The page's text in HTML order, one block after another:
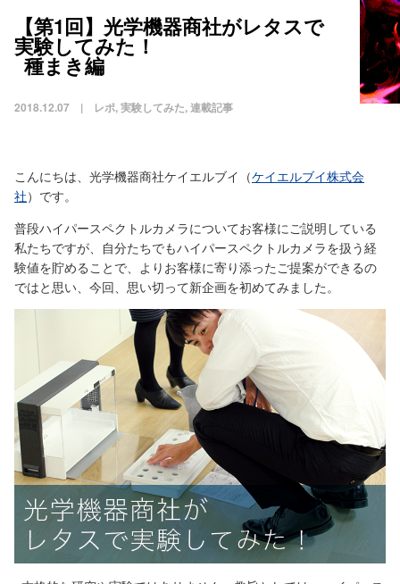
【第1回】光学機器商社がレタスで
実験してみた！
種まき編
2018.12.07 | レポ, 実験してみた, 連載記事
こんにちは、光学機器商社ケイエルブイ（ケイエルブイ株式会
社）です。
普段ハイパースペクトルカメラについてお客様にご説明している
私たちですが、自分たちでもハイパースペクトルカメラを扱う経
験値を貯めることで、よりお客様に寄り添ったご提案ができるの
ではと思い、今回、思い切って新企画を初めてみました。